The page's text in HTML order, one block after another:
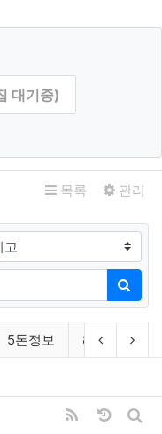
, 이벤트 및 광고성 정
적 특성에 따른 서비
확인, 접속빈도 파악
의 항목 및
번호
서 자동으로 생성되어
서비스 이용 기
의한 항목별 응답기
대기중)
목록 관리
검색
5톤정보 8톤이상이전 분류
다
RSS
날짜순